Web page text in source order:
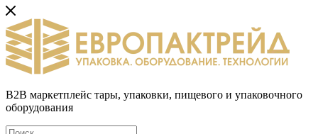
B2B маркетплейс тары, упаковки, пищевого и упаковочного
оборудования